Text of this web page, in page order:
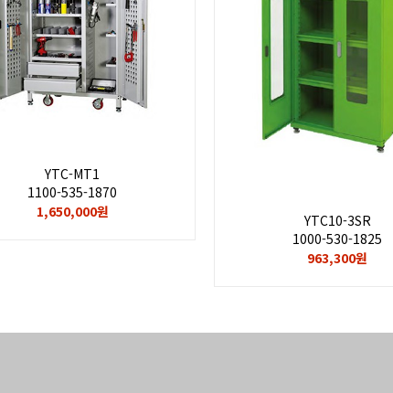
YTC-MT1
1100-535-1870
1,650,000원
YTC10-3SR
1000-530-1825
963,300원